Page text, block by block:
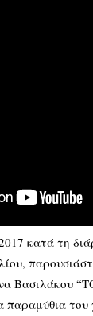
κατά τη
Βασιλάκου
του